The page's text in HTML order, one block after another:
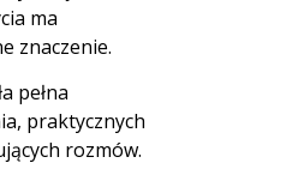
ma
znaczenie.
pełna
praktycznych
rozmów.